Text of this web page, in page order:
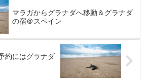
マラガからグラナダへ移動＆グラナダ
の宿＠スペイン
約にはグラナダ